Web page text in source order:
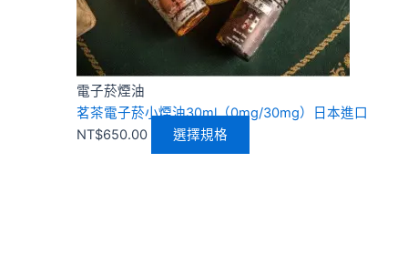
電子菸煙油
茗茶電子菸小煙油30ml（0mg/30mg）日本進口
NT$650.00 選擇規格
在
產
品
頁
選